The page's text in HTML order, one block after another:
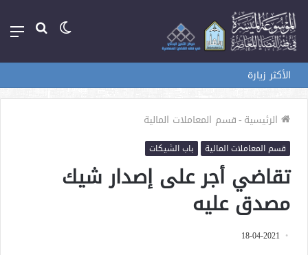
بحث الوضع
الأكثر زيارة
الرئيسية-قسم المعاملات المالية
قسم المعاملات المالية باب الشيكات
تقاضي أجر على إصدار شيك
مصدق عليه
18-04-2021